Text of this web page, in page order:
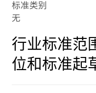
标准类别
无
行业标准范
位和标准起